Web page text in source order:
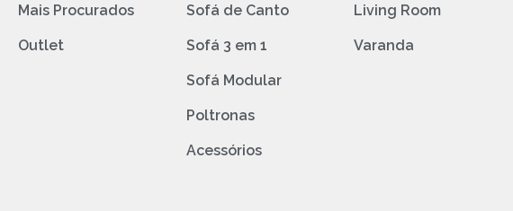
Mais Procurados
Outlet
Sofá de Canto
Sofá 3 em 1
Sofá Modular
Poltronas
Acessórios
Living Room
Varanda